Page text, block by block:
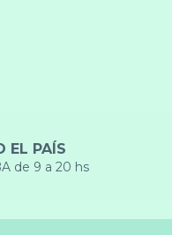
EL PAÍS
de 9 a 20 hs